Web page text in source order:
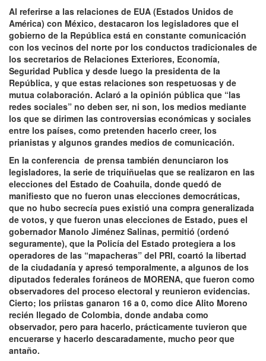
Al referirse a las relaciones de EUA (Estados Unidos de
América) con México, destacaron los legisladores que el
gobierno de la República está en constante comunicación
con los vecinos del norte por los conductos tradicionales de
los secretarios de Relaciones Exteriores, Economía,
Seguridad Publica y desde luego la presidenta de la
República, y que estas relaciones son respetuosas y de
mutua colaboración. Aclaró a la opinión pública que “las
redes sociales” no deben ser, ni son, los medios mediante
los que se dirimen las controversias económicas y sociales
entre los países, como pretenden hacerlo creer, los
prianistas y algunos grandes medios de comunicación.
En la conferencia de prensa también denunciaron los
legisladores, la serie de triquiñuelas que se realizaron en las
elecciones del Estado de Coahuila, donde quedó de
manifiesto que no fueron unas elecciones democráticas,
que no hubo secrecía pues existió una compra generalizada
de votos, y que fueron unas elecciones de Estado, pues el
gobernador Manolo Jiménez Salinas, permitió (ordenó
seguramente), que la Policía del Estado protegiera a los
operadores de las “mapacheras” del PRI, coartó la libertad
de la ciudadanía y apresó temporalmente, a algunos de los
diputados federales foráneos de MORENA, que fueron como
observadores del proceso electoral y reunieron evidencias.
Cierto; los priistas ganaron 16 a 0, como dice Alito Moreno
recién llegado de Colombia, donde andaba como
observador, pero para hacerlo, prácticamente tuvieron que
encuerarse y hacerlo descaradamente, mucho peor que
antaño.